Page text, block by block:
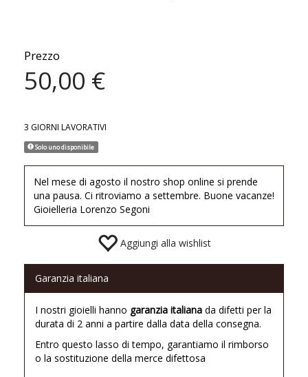
Nichel free
Prezzo
50,00 €
3 GIORNI LAVORATIVI
Solo uno disponibile
Nel mese di agosto il nostro shop online si prende
una pausa. Ci ritroviamo a settembre. Buone vacanze!
Gioielleria Lorenzo Segoni
Aggiungi alla wishlist
Garanzia italiana
I nostri gioielli hanno garanzia italiana da difetti per la
durata di 2 anni a partire dalla data della consegna.
Entro questo lasso di tempo, garantiamo il rimborso
o la sostituzione della merce difettosa